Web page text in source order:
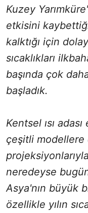
Kuzey
etkisini
kalktığı için
sıcaklıkları
başında çok
başladık.
Kentsel ısı
çeşitli modellere
neredeyse
Asya'nın büyük
özellikle yılın